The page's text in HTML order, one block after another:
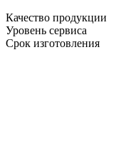
Качество продукции
Уровень сервиса
Срок изготовления